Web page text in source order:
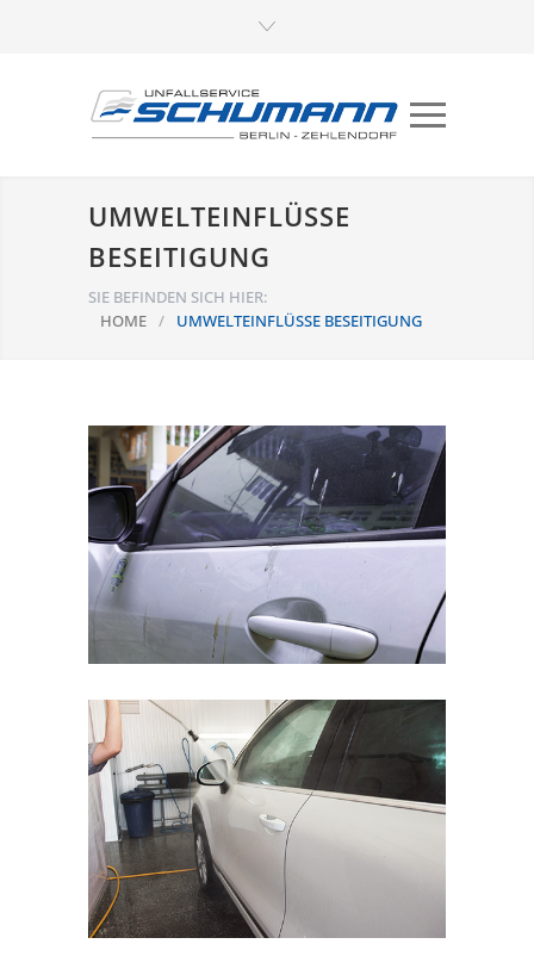
UMWELTEINFLÜSSE
BESEITIGUNG
SIE BEFINDEN SICH HIER:
HOME / UMWELTEINFLÜSSE BESEITIGUNG